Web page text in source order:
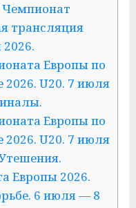
Чемпионат
трансляция
Европы по
2026. U20. 7 июля
Европы по
2026. U20. 7 июля
Европы 2026.
6 июля — 8